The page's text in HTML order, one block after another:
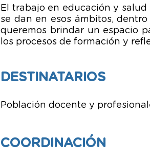
El trabajo en educación y
se dan en esos ámbitos,
queremos brindar un espacio
los procesos de formación y
DESTINATARIOS
Población docente y
COORDINACIÓN